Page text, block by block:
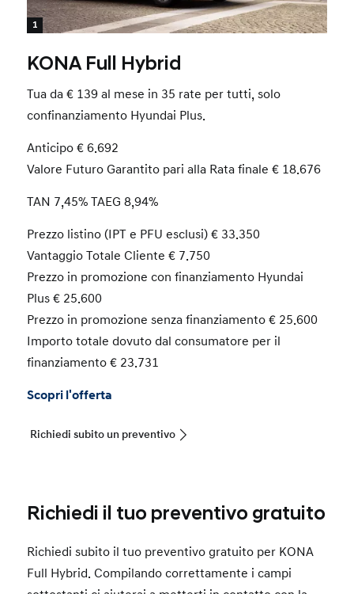
1
KONA Full Hybrid
Tua da € 139 al mese in 35 rate per tutti, solo
confinanziamento Hyundai Plus.
Anticipo € 6.692
Valore Futuro Garantito pari alla Rata finale € 18.676
TAN 7,45% TAEG 8,94%
Prezzo listino (IPT e PFU esclusi) € 33.350
Vantaggio Totale Cliente € 7.750
Prezzo in promozione con finanziamento Hyundai
Plus € 25.600
Prezzo in promozione senza finanziamento € 25.600
Importo totale dovuto dal consumatore per il
finanziamento € 23.731
Scopri l'offerta
Richiedi subito un preventivo
Richiedi il tuo preventivo gratuito
Richiedi subito il tuo preventivo gratuito per KONA
Full Hybrid. Compilando correttamente i campi